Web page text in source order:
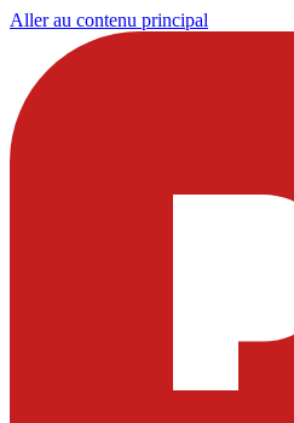
Aller au contenu principal